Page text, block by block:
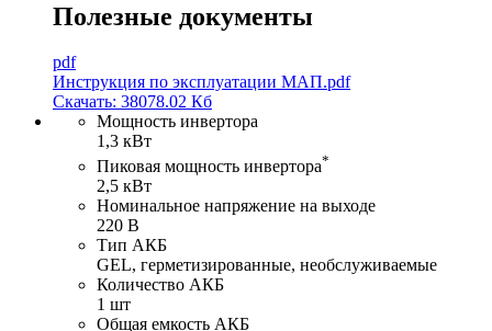
Полезные документы
pdf
Инструкция по эксплуатации МАП.pdf
Скачать: 38078.02 Кб
Мощность инвертора
1,3 кВт
Пиковая мощность инвертора*
2,5 кВт
Номинальное напряжение на выходе
220 В
Тип АКБ
GEL, герметизированные, необслуживаемые
Количество АКБ
1 шт
Общая емкость АКБ